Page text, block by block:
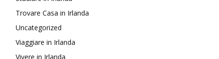
Trovare Casa in Irlanda
Uncategorized
Viaggiare in Irlanda
Vivere in Irlanda